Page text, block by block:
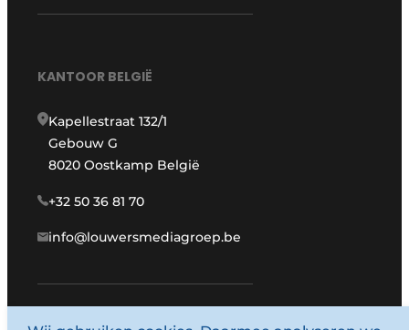
KANTOOR BELGIË
Kapellestraat 132/1
Gebouw G
8020 Oostkamp België
+32 50 36 81 70
info@louwersmediagroep.be